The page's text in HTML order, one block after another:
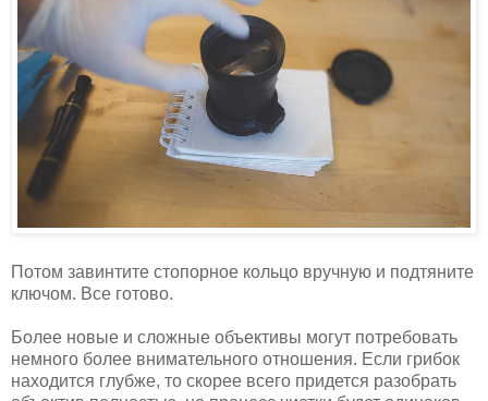
Потом завинтите стопорное кольцо вручную и подтяните
ключом. Все готово.
Более новые и сложные объективы могут потребовать
немного более внимательного отношения. Если грибок
находится глубже, то скорее всего придется разобрать